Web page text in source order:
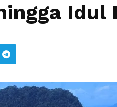
Idul